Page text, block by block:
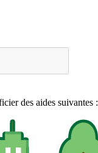
des aides suivantes :